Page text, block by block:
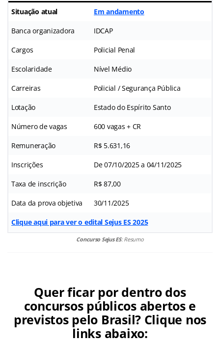
Situação atual Em andamento
Banca organizadora IDCAP
Cargos Policial Penal
Escolaridade Nível Médio
Carreiras Policial / Segurança Pública
Lotação Estado do Espírito Santo
Número de vagas 600 vagas + CR
Remuneração R$ 5.631,16
Inscrições De 07/10/2025 a 04/11/2025
Taxa de inscrição R$ 87,00
Data da prova objetiva 30/11/2025
Clique aqui para ver o edital Sejus ES 2025
Concurso Sejus ES: Resumo
Quer ficar por dentro dos
concursos públicos abertos e
previstos pelo Brasil? Clique nos
links abaixo: